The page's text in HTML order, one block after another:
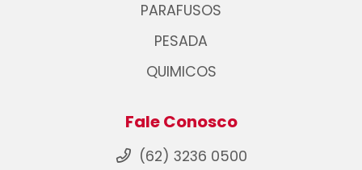
PARAFUSOS
PESADA
QUIMICOS
Fale Conosco
(62) 3236 0500